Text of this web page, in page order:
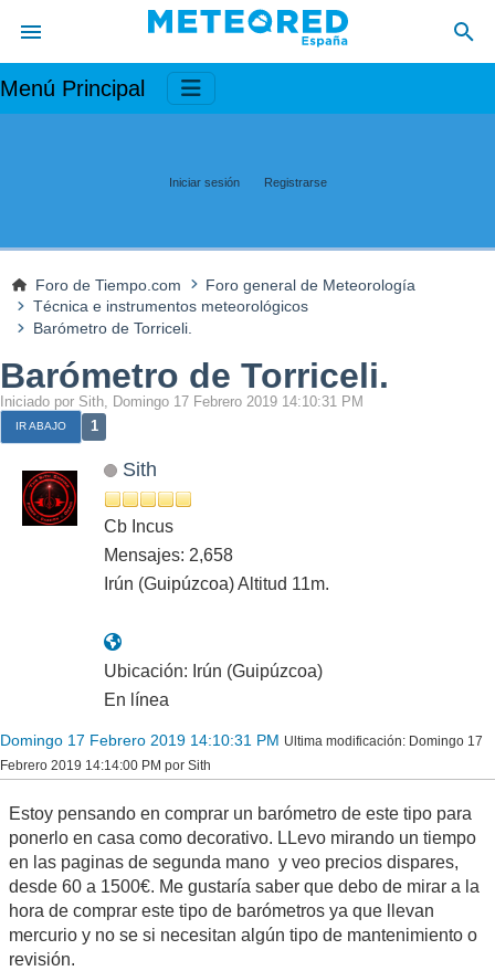
Menú Principal
Iniciar sesión Registrarse
Foro de Tiempo.com
Foro general de Meteorología
Técnica e instrumentos meteorológicos
Barómetro de Torriceli.
Barómetro de Torriceli.
Iniciado por Sith, Domingo 17 Febrero 2019 14:10:31 PM
IR ABAJO 1
Sith
Cb Incus
Mensajes: 2,658
Irún (Guipúzcoa) Altitud 11m.
Ubicación: Irún (Guipúzcoa)
En línea
Domingo 17 Febrero 2019 14:10:31 PM Ultima modificación: Domingo 17
Febrero 2019 14:14:00 PM por Sith
Estoy pensando en comprar un barómetro de este tipo para
ponerlo en casa como decorativo. LLevo mirando un tiempo
en las paginas de segunda mano y veo precios dispares,
desde 60 a 1500€. Me gustaría saber que debo de mirar a la
hora de comprar este tipo de barómetros ya que llevan
mercurio y no se si necesitan algún tipo de mantenimiento o
revisión.